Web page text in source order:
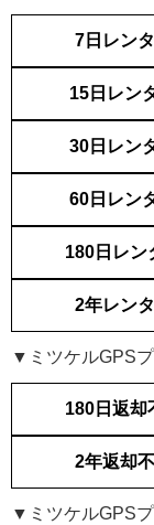
7日レン
15日レン
30日レン
60日レン
180日レン
2年レン
▼ミツケルGPS
180日返却
2年返却
▼ミツケルGPS